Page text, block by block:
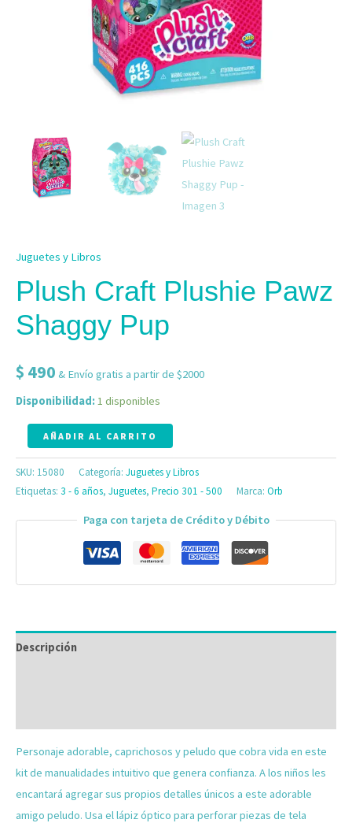
Juguetes y Libros
Plush Craft Plushie Pawz
Shaggy Pup
$ 490 & Envío gratis a partir de $2000
Disponibilidad:1 disponibles
AÑADIR AL CARRITO
SKU: 15080 Categoría: Juguetes y Libros
Etiquetas: 3 - 6 años, Juguetes, Precio 301 - 500 Marca: Orb
Paga con tarjeta de Crédito y Débito
Descripción
Personaje adorable, caprichosos y peludo que cobra vida en este
kit de manualidades intuitivo que genera confianza. A los niños les
encantará agregar sus propios detalles únicos a este adorable
amigo peludo. Usa el lápiz óptico para perforar piezas de tela